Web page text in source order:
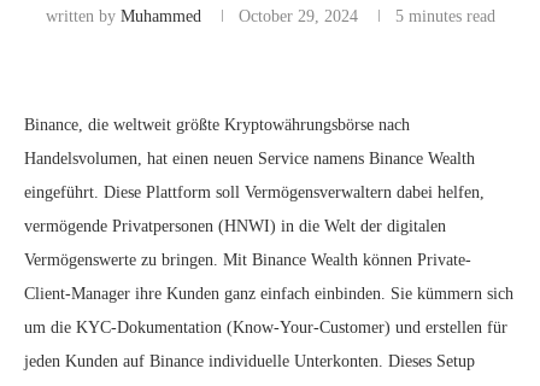
written by Muhammed October 29, 2024 5 minutes read
Binance, die weltweit größte Kryptowährungsbörse nach
Handelsvolumen, hat einen neuen Service namens Binance Wealth
eingeführt. Diese Plattform soll Vermögensverwaltern dabei helfen,
vermögende Privatpersonen (HNWI) in die Welt der digitalen
Vermögenswerte zu bringen. Mit Binance Wealth können Private-
Client-Manager ihre Kunden ganz einfach einbinden. Sie kümmern sich
um die KYC-Dokumentation (Know-Your-Customer) und erstellen für
jeden Kunden auf Binance individuelle Unterkonten. Dieses Setup